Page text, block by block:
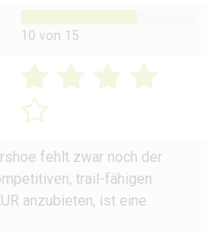
10 von 15
fehlt zwar noch der
trail-fähigen
anzubieten, ist eine